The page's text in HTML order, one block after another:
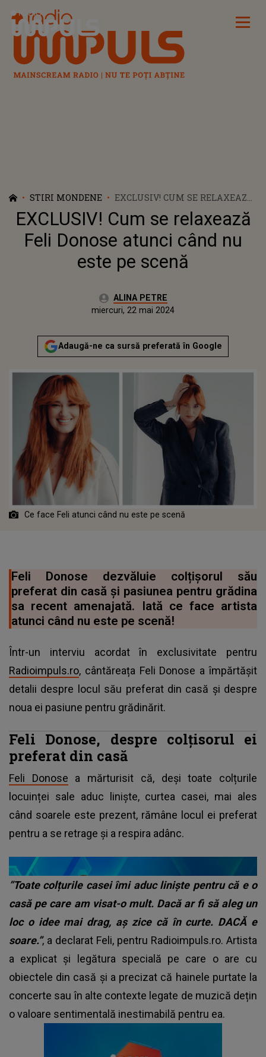
Radio Impuls
STIRI MONDENE
EXCLUSIV! CUM SE RELAXEAZĂ
FELI DONOSE ATUNCI CÂND NU
ESTE PE SCENĂ
EXCLUSIV! Cum se relaxează
Feli Donose atunci când nu
este pe scenă
Autor:ALINA PETRE
Actualizat:
miercuri, 22 mai 2024
Adaugă-ne ca sursă preferată în Google
Ce face Feli atunci când nu este pe scenă
Feli Donose dezvăluie colțișorul său
preferat din casă și pasiunea pentru grădina
sa recent amenajată. Iată ce face artista
atunci când nu este pe scenă!
Într-un interviu acordat în exclusivitate pentru
Radioimpuls.ro, cântăreața Feli Donose a împărtășit
detalii despre locul său preferat din casă și despre
noua ei pasiune pentru grădinărit.
Feli Donose, despre colțisorul ei
preferat din casă
Feli Donose a mărturisit că, deși toate colțurile
locuinței sale aduc liniște, curtea casei, mai ales
când soarele este prezent, rămâne locul ei preferat
pentru a se retrage și a respira adânc.
”Toate colțurile casei îmi aduc liniște pentru că e o
casă pe care am visat-o mult. Dacă ar fi să aleg un
loc o idee mai drag, aș zice că în curte. DACĂ e
soare.”, a declarat Feli, pentru Radioimpuls.ro. Artista
a explicat și legătura specială pe care o are cu
obiectele din casă și a precizat că hainele purtate la
concerte sau în alte contexte legate de muzică dețin
o valoare sentimentală inestimabilă pentru ea.